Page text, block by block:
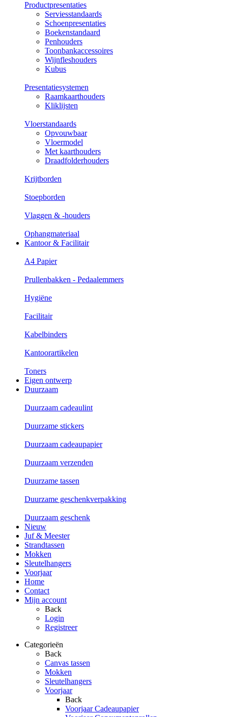
Productpresentaties
Serviesstandaards
Schoenpresentaties
Boekenstandaard
Penhouders
Toonbankaccessoires
Wijnfleshouders
Kubus
Presentatiesystemen
Raamkaarthouders
Kliklijsten
Vloerstandaards
Opvouwbaar
Vloermodel
Met kaarthouders
Draadfolderhouders
Krijtborden
Stoepborden
Vlaggen & -houders
Ophangmateriaal
Kantoor & Facilitair
A4 Papier
Prullenbakken - Pedaalemmers
Hygiëne
Facilitair
Kabelbinders
Kantoorartikelen
Toners
Eigen ontwerp
Duurzaam
Duurzaam cadeaulint
Duurzame stickers
Duurzaam cadeaupapier
Duurzaam verzenden
Duurzame tassen
Duurzame geschenkverpakking
Duurzaam geschenk
Nieuw
Juf & Meester
Strandtassen
Mokken
Sleutelhangers
Voorjaar
Home
Contact
Mijn account
Back
Login
Registreer
Categorieën
Back
Canvas tassen
Mokken
Sleutelhangers
Voorjaar
Back
Voorjaar Cadeaupapier